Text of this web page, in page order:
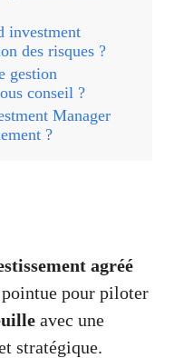
investment
des risques ?
gestion
conseil ?
Manager
?
agréé
pour piloter
avec une
stratégique.